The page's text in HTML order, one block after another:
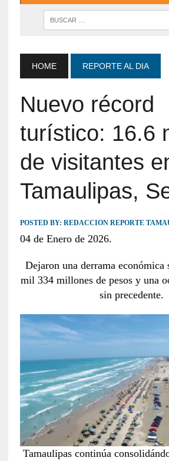
HOME REPORTE AL DIA
Nuevo récord
turístico: 16.6
de visitantes
Tamaulipas,
POSTED BY: REDACCION REPORTE
04 de Enero de 2026.
Dejaron una derrama económica
mil 334 millones de pesos y una
sin precedente.
Tamaulipas continúa